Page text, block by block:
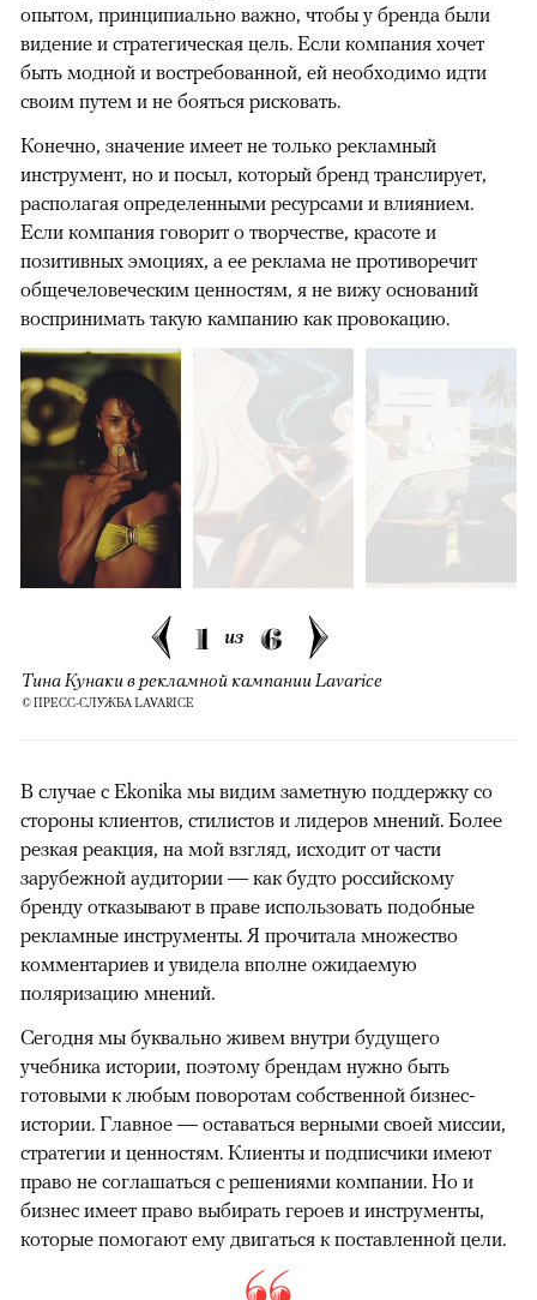
опытом, принципиально важно, чтобы у бренда были
видение и стратегическая цель. Если компания хочет
быть модной и востребованной, ей необходимо идти
своим путем и не бояться рисковать.
Конечно, значение имеет не только рекламный
инструмент, но и посыл, который бренд транслирует,
располагая определенными ресурсами и влиянием.
Если компания говорит о творчестве, красоте и
позитивных эмоциях, а ее реклама не противоречит
общечеловеческим ценностям, я не вижу оснований
воспринимать такую кампанию как провокацию.
1 из 6
Тина Кунаки в рекламной кампании Lavarice
© ПРЕСС-СЛУЖБА LAVARICE
В случае с Ekonika мы видим заметную поддержку со
стороны клиентов, стилистов и лидеров мнений. Более
резкая реакция, на мой взгляд, исходит от части
зарубежной аудитории — как будто российскому
бренду отказывают в праве использовать подобные
рекламные инструменты. Я прочитала множество
комментариев и увидела вполне ожидаемую
поляризацию мнений.
Сегодня мы буквально живем внутри будущего
учебника истории, поэтому брендам нужно быть
готовыми к любым поворотам собственной бизнес-
истории. Главное — оставаться верными своей миссии,
стратегии и ценностям. Клиенты и подписчики имеют
право не соглашаться с решениями компании. Но и
бизнес имеет право выбирать героев и инструменты,
которые помогают ему двигаться к поставленной цели.